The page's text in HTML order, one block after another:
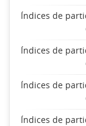
Índices de
Índices de
Índices de
Índices de